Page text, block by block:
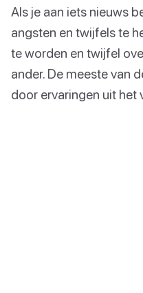
Als je aan iets nieuws
angsten en twijfels te
te worden en twijfel
ander. De meeste van
door ervaringen uit het